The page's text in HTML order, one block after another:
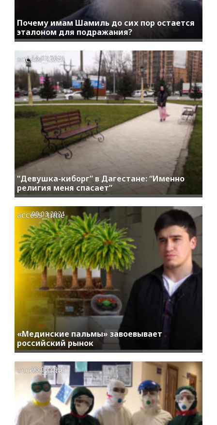
Почему имам Шамиль до сих пор остается
эталоном для подражания?
“Девушка-киборг” в Дагестане: “Именно
религия меня спасает”
access_time
16.03.2021
«Мединские пальмы» завоевывает
российский рынок
access_time
09.03.2021
access_time
03.03.2021